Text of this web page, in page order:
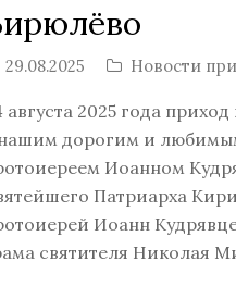
29.08.2025 Новости
августа 2025 года
дорогим и
Иоанном
Патриарха
Иоанн
святителя Николая